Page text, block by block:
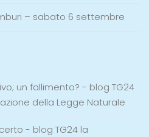
– sabato 6 settembre
un fallimento? - blog TG24
della Legge Naturale
- blog TG24 la